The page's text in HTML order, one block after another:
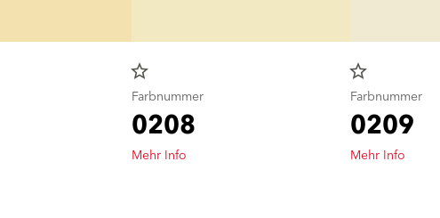
star_border
Farbnummer
0208
Mehr Info
star_border
Farbnummer
0209
Mehr Info